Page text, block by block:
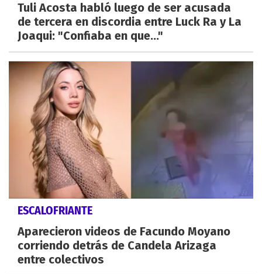
Tuli Acosta habló luego de ser acusada
de tercera en discordia entre Luck Ra y La
Joaqui: "Confiaba en que..."
ESCALOFRIANTE
Aparecieron videos de Facundo Moyano
corriendo detrás de Candela Arizaga
entre colectivos